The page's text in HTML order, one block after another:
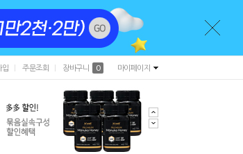
입 주문조회 장바구니 0 마이페이지